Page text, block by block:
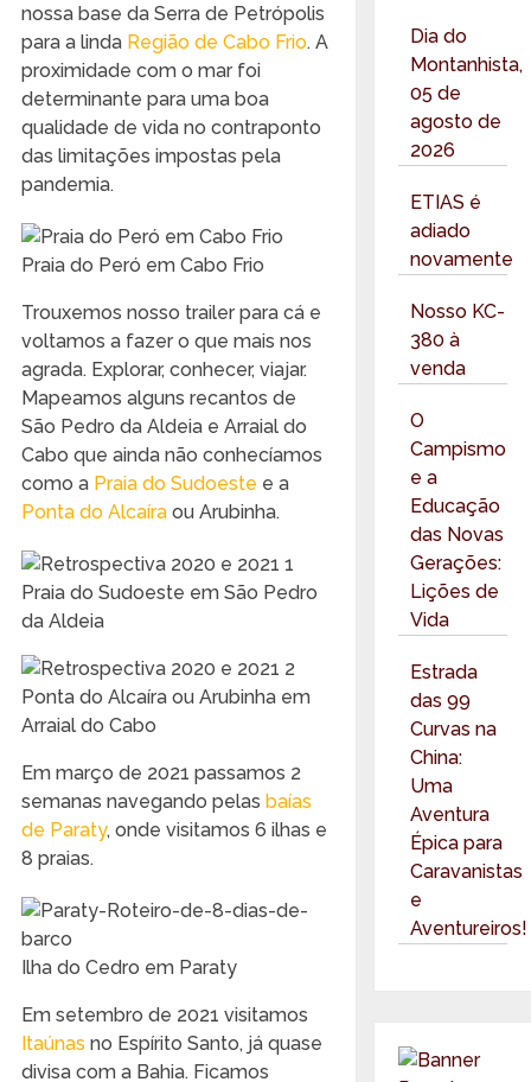
nossa base da Serra de Petrópolis
para a linda Região de Cabo Frio. A
proximidade com o mar foi
determinante para uma boa
qualidade de vida no contraponto
das limitações impostas pela
pandemia.
Praia do Peró em Cabo Frio
Trouxemos nosso trailer para cá e
voltamos a fazer o que mais nos
agrada. Explorar, conhecer, viajar.
Mapeamos alguns recantos de
São Pedro da Aldeia e Arraial do
Cabo que ainda não conhecíamos
como a Praia do Sudoeste e a
Ponta do Alcaíraou Arubinha.
Praia do Sudoeste em São Pedro
da Aldeia
Ponta do Alcaíra ou Arubinha em
Arraial do Cabo
Em março de 2021 passamos 2
semanas navegando pelas baías
de Paraty, onde visitamos 6 ilhas e
8 praias.
Ilha do Cedro em Paraty
Em setembro de 2021 visitamos
Itaúnas no Espírito Santo, já quase
divisa com a Bahia. Ficamos
Dia do
Montanhista,
05 de
agosto de
2026
ETIAS é
adiado
novamente
Nosso KC-
380 à
venda
O
Campismo
e a
Educação
das Novas
Gerações:
Lições de
Vida
Estrada
das 99
Curvas na
China:
Uma
Aventura
Épica para
Caravanistas
e
Aventureiros!